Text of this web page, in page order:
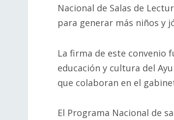
Nacional de Salas de
para generar más niños y
La firma de este convenio
educación y cultura del
que colaboran en el
El Programa Nacional de